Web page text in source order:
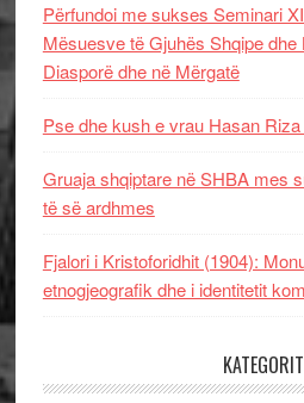
Përfundoi me sukses Seminari
Mësuesve të Gjuhës Shqipe
Diasporë dhe në Mërgatë
Pse dhe kush e vrau Hasan
Gruaja shqiptare në SHBA mes
të së ardhmes
Fjalori i Kristoforidhit (1904):
etnogjeografik dhe i identitetit